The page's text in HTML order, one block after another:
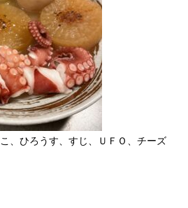
、ひろうす、すじ、ＵＦＯ、チーズ